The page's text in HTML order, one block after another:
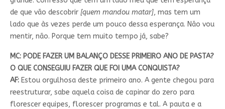
de que vão descobrir [quem mandou matar], mas tem um
lado que às vezes perde um pouco dessa esperança. Não vou
mentir, não. Porque tem muito tempo já, sabe?
MC: PODE FAZER UM BALANÇO DESSE PRIMEIRO ANO DE PASTA?
O QUE CONSEGUIU FAZER QUE FOI UMA CONQUISTA?
AF:Estou orgulhosa deste primeiro ano. A gente chegou para
reestruturar, sabe aquela coisa de capinar do zero para
florescer equipes, florescer programas e tal. A pauta e a